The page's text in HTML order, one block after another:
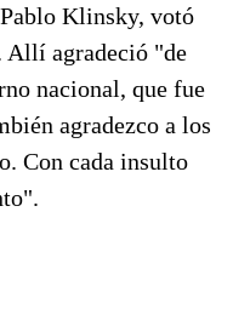
Klinsky, votó
Allí agradeció "de
nacional, que fue
agradezco a los
Con cada insulto